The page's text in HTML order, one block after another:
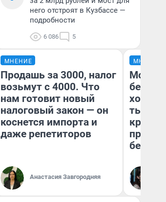
него отстроят в Кузбассе —
подробности
6 086 5
МНЕНИЕ
Продашь за 3000, налог
возьмут с 4000. Что
нам готовит новый
налоговый закон — он
коснется импорта и
даже репетиторов
Анастасия Завгородняя
МНЕНИЕ
Мой
хотела
тысяч,